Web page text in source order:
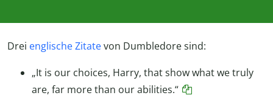
Drei englische Zitatevon Dumbledore sind:
„It is our choices, Harry, that show what we truly
are, far more than our abilities.“